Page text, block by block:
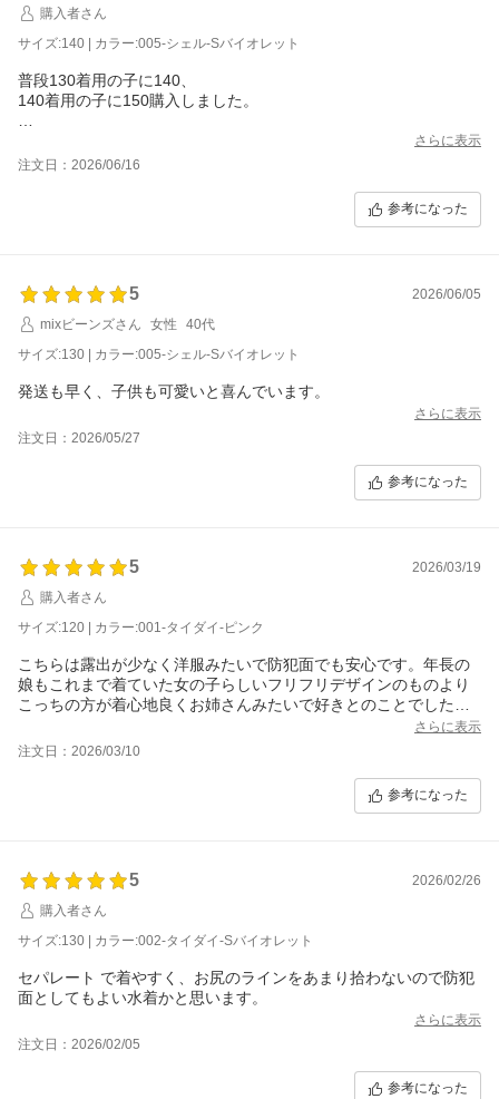
購入者さん
サイズ:140 | カラー:005-シェル-Sバイオレット
普段130着用の子に140、
140着用の子に150購入しました。
標準より体重ある子はキツめ、標準体型の子はちょうどよかった
です。
標準より上の子は２サイズアップ、標準の子は１サイズアップが
さらに表示
注文日：2026/06/16
参考になった
5
2026/06/05
mixビーンズさん
女性
40代
サイズ:130 | カラー:005-シェル-Sバイオレット
発送も早く、子供も可愛いと喜んでいます。
さらに表示
注文日：2026/05/27
参考になった
5
2026/03/19
購入者さん
サイズ:120 | カラー:001-タイダイ-ピンク
こちらは露出が少なく洋服みたいで防犯面でも安心です。年長の
娘もこれまで着ていた女の子らしいフリフリデザインのものより
こっちの方が着心地良くお姉さんみたいで好きとのことでした。
首元が詰まってますが伸縮性もよく着替えも1人でできました。
さらに表示
注文日：2026/03/10
参考になった
5
2026/02/26
購入者さん
サイズ:130 | カラー:002-タイダイ-Sバイオレット
セパレート で着やすく、お尻のラインをあまり拾わないので防犯
面としてもよい水着かと思います。
さらに表示
注文日：2026/02/05
参考になった